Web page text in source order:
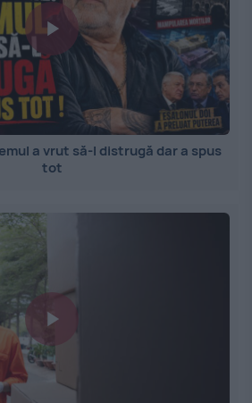
a vrut să-l distrugă dar a spus
tot